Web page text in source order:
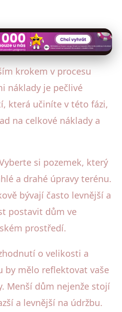
krokem v procesu
náklady je pečlivé
která učiníte v této fázi,
na celkové náklady a
si pozemek, který
a drahé úpravy terénu.
bývají často levnější a
postavit dům ve
prostředí.
o velikosti a
by mělo reflektovat vaše
Menší dům nejenže stojí
a levnější na údržbu.